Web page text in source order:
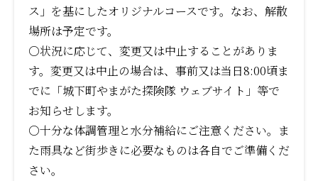
ス」を基にしたオリジナルコースです。なお、解散
場所は予定です。
○状況に応じて、変更又は中止することがありま
す。変更又は中止の場合は、事前又は当日8:00頃ま
でに「城下町やまがた探険隊 ウェブサイト」等で
お知らせします。
○十分な体調管理と水分補給にご注意ください。ま
た雨具など街歩きに必要なものは各自でご準備くだ
さい。